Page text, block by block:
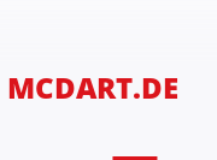
MCDART.DE